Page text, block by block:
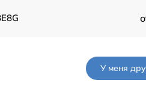
У меня